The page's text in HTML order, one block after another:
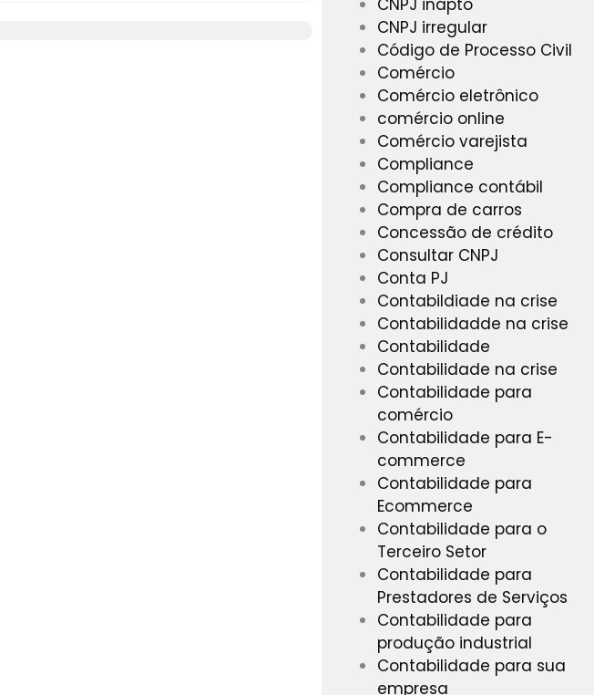
CNPJ irregular
Código de Processo Civil
Comércio
Comércio eletrônico
comércio online
Comércio varejista
Compliance
Compliance contábil
Compra de carros
Concessão de crédito
Consultar CNPJ
Conta PJ
Contabildiade na crise
Contabilidadde na crise
Contabilidade
Contabilidade na crise
Contabilidade para
comércio
Contabilidade para E-
commerce
Contabilidade para
Ecommerce
Contabilidade para o
Terceiro Setor
Contabilidade para
Prestadores de Serviços
Contabilidade para
produção industrial
Contabilidade para sua
empresa